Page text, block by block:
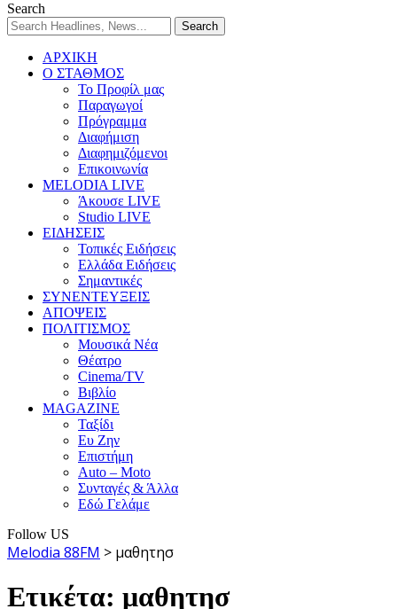
Search
ΑΡΧΙΚΗ
Ο ΣΤΑΘΜΟΣ
Το Προφίλ μας
Παραγωγοί
Πρόγραμμα
Διαφήμιση
Διαφημιζόμενοι
Επικοινωνία
MELODIA LIVE
Άκουσε LIVE
Studio LIVE
ΕΙΔΗΣΕΙΣ
Τοπικές Ειδήσεις
Ελλάδα Ειδήσεις
Σημαντικές
ΣΥΝΕΝΤΕΥΞΕΙΣ
ΑΠΟΨΕΙΣ
ΠΟΛΙΤΙΣΜΟΣ
Μουσικά Νέα
Θέατρο
Cinema/TV
Βιβλίο
MAGAZINE
Ταξίδι
Ευ Ζην
Επιστήμη
Auto – Moto
Συνταγές & Άλλα
Εδώ Γελάμε
Follow US
Melodia 88FM > μαθητησ
Ετικέτα: μαθητησ